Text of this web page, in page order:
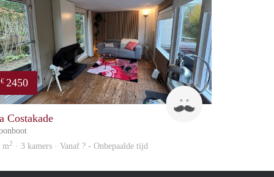
€ 2450
Guido
Costakade
m2 · 3 kamers · Vanaf ? - Onbepaalde tijd